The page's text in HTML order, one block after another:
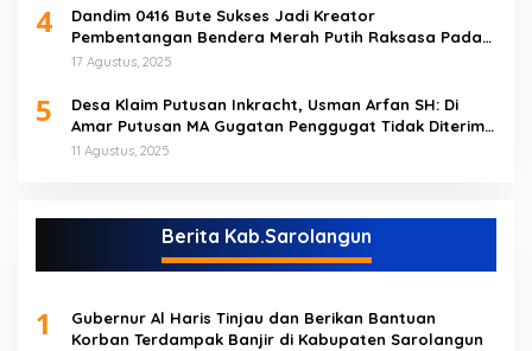
4
Dandim 0416 Bute Sukses Jadi Kreator
Pembentangan Bendera Merah Putih Raksasa Pada
Peringatan HUT RI ke 80 di Tebo
17 Agustus, 2025
5
Desa Klaim Putusan Inkracht, Usman Arfan SH: Di
Amar Putusan MA Gugatan Penggugat Tidak Diterima
(NO)
11 Agustus, 2025
Berita Kab.Sarolangun
1
Gubernur Al Haris Tinjau dan Berikan Bantuan
Korban Terdampak Banjir di Kabupaten Sarolangun